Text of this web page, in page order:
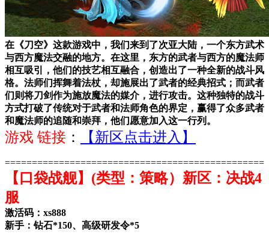
在《刀空》这款游戏中，我们来到了次亚大陆，一个东方武术
与西方魔法交融的地方。在这里，东方的武者与西方的魔法师
相互吸引，他们的技艺相互融合，创造出了一种全新的战斗风
格。法师们挥舞着法杖，却施展出了武者的经典招式；而武者
们则将刀剑作为施放魔法的媒介，进行攻击。这种独特的战斗
方式打破了传统对于武者和法师角色的界定，赢得了众多武者
和魔法师的追随和崇拜，他们愿意加入这一行列。
游戏 链接 ： 【新区点击进入】
================================================
【口袋战舰】(类型：策略）新区：决战4
服
激活码：xs888
新手：钻石*150、高级研发令*5